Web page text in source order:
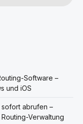
Software –
und iOS
abrufen –
Verwaltung